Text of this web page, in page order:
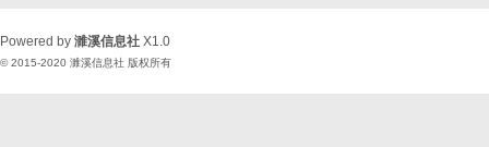
Powered by 濉溪信息社 X1.0
© 2015-2020 濉溪信息社 版权所有